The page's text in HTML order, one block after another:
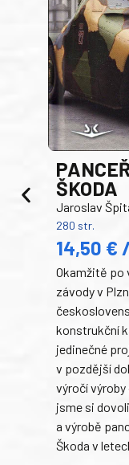
ŠKODA
Jaroslav
280 str.
14,50 €
Okamžitě po
závody v
konstrukční
jedinečné
v pozdější
výročí
jsme si
a výrobě
Škoda v